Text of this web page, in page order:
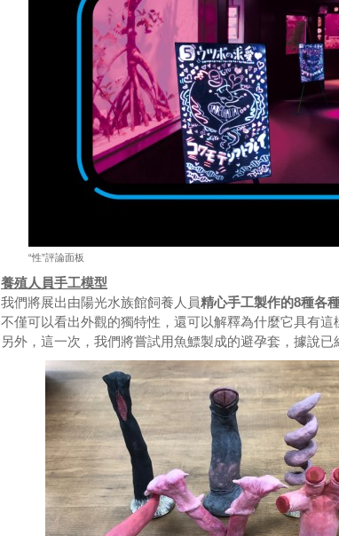
“性”評論面板
養殖人員手工模型
我們將展出由陽光水族館飼養人員精心手工製作的8種各
不僅可以看出外觀的獨特性，還可以解釋為什麼它具有這
另外，這一次，我們將嘗試用魚鰾製成的避孕套，據說已